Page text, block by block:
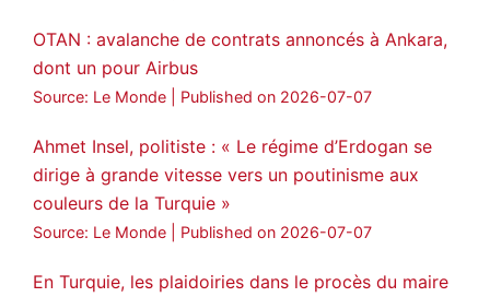
OTAN : avalanche de contrats annoncés à Ankara,
dont un pour Airbus
Source: Le Monde Published on 2026-07-07
Ahmet Insel, politiste : « Le régime d’Erdogan se
dirige à grande vitesse vers un poutinisme aux
couleurs de la Turquie »
Source: Le Monde Published on 2026-07-07
En Turquie, les plaidoiries dans le procès du maire